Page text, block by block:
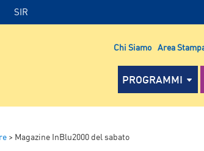
SIR
Chi Siamo Area
PROGRAMMI
> Magazine InBlu2000 del sabato